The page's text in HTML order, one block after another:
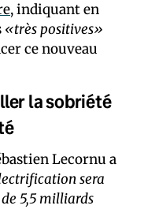
, indiquant en
«très positives»
ce nouveau
la sobriété
Lecornu a
sera
5,5 milliards